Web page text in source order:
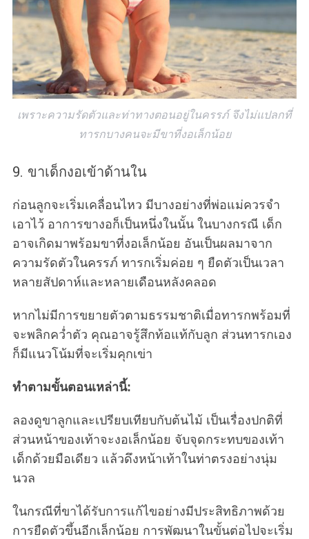
เพราะความรัดตัวและท่าทางตอนอยู่ในครรภ์ จึงไม่แปลกที่
ทารกบางคนจะมีขาที่งอเล็กน้อย
9. ขาเด็กงอเข้าด้านใน
ก่อนลูกจะเริ่มเคลื่อนไหว มีบางอย่างที่พ่อแม่ควรจำ
เอาไว้ อาการขางอก็เป็นหนึ่งในนั้น ในบางกรณี เด็ก
อาจเกิดมาพร้อมขาที่งอเล็กน้อย อันเป็นผลมาจาก
ความรัดตัวในครรภ์ ทารกเริ่มค่อย ๆ ยืดตัวเป็นเวลา
หลายสัปดาห์และหลายเดือนหลังคลอด
หากไม่มีการขยายตัวตามธรรมชาติเมื่อทารกพร้อมที่
จะพลิกคว่ำตัว คุณอาจรู้สึกท้อแท้กับลูก ส่วนทารกเอง
ก็มีแนวโน้มที่จะเริ่มคุกเข่า
ทำตามขั้นตอนเหล่านี้:
ลองดูขาลูกและเปรียบเทียบกับต้นไม้ เป็นเรื่องปกติที่
ส่วนหน้าของเท้าจะงอเล็กน้อย จับจุดกระทบของเท้า
เด็กด้วยมือเดียว แล้วดึงหน้าเท้าในท่าตรงอย่างนุ่ม
นวล
ในกรณีที่ขาได้รับการแก้ไขอย่างมีประสิทธิภาพด้วย
การยืดตัวขึ้นอีกเล็กน้อย การพัฒนาในขั้นต่อไปจะเริ่ม